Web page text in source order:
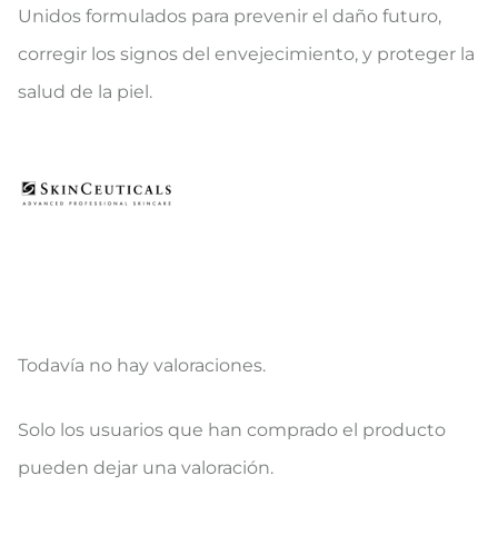
Unidos formulados para prevenir el daño futuro,
corregir los signos del envejecimiento, y proteger la
salud de la piel.
V
a
Todavía no hay valoraciones.
Solo los usuarios que han comprado el producto
pueden dejar una valoración.